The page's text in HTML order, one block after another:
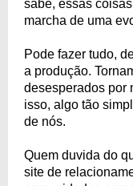
sabe, essas
marcha de uma
Pode fazer tudo,
a produção.
desesperados por
isso, algo tão
de nós.
Quem duvida do
site de